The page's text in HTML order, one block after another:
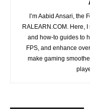
I’m Aabid Ansari, the
RALEARN.COM. Here,
and how-to guides to
FPS, and enhance
make gaming